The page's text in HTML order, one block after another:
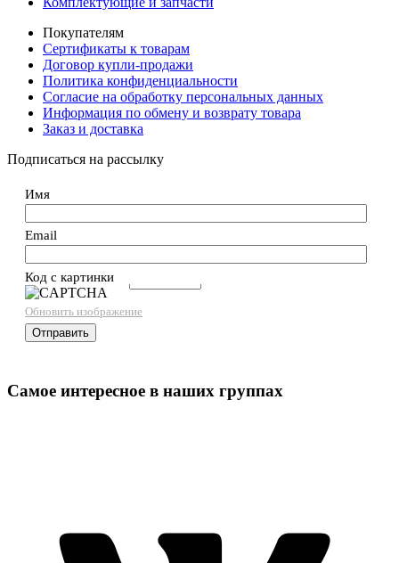
Покупателям
Сертификаты к товарам
Договор купли-продажи
Политика конфиденциальности
Согласие на обработку персональных данных
Информация по обмену и возврату товара
Заказ и доставка
Подписаться на рассылку
Имя
Email
Код с картинки→
Обновить изображение
Самое интересное в наших группах